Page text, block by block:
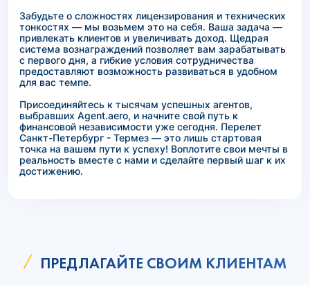
Забудьте о сложностях лицензирования и технических
тонкостях — мы возьмем это на себя. Ваша задача —
привлекать клиентов и увеличивать доход. Щедрая
система вознаграждений позволяет вам зарабатывать
с первого дня, а гибкие условия сотрудничества
предоставляют возможность развиваться в удобном
для вас темпе.
Присоединяйтесь к тысячам успешных агентов,
выбравших Agent.aero, и начните свой путь к
финансовой независимости уже сегодня. Перелет
Санкт-Петербург - Термез — это лишь стартовая
точка на вашем пути к успеху! Воплотите свои мечты в
реальность вместе с нами и сделайте первый шаг к их
достижению.
ПРЕДЛАГАЙТЕ СВОИМ КЛИЕНТАМ